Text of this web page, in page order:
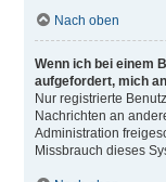
Nach oben
Wenn ich bei einem
aufgefordert, mich
Nur registrierte
Nachrichten an
Administration
Missbrauch dieses